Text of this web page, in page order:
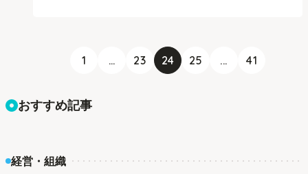
1 ... 23 24 25 ... 41
おすすめ記事
経営・組織